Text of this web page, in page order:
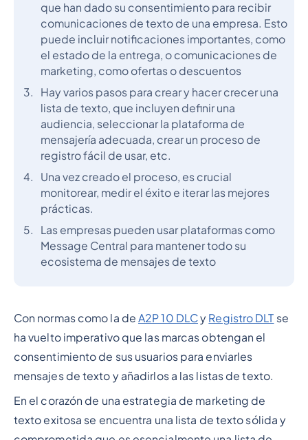
que han dado su consentimiento para recibir
comunicaciones de texto de una empresa. Esto
puede incluir notificaciones importantes, como
el estado de la entrega, o comunicaciones de
marketing, como ofertas o descuentos
Hay varios pasos para crear y hacer crecer una
lista de texto, que incluyen definir una
audiencia, seleccionar la plataforma de
mensajería adecuada, crear un proceso de
registro fácil de usar, etc.
Una vez creado el proceso, es crucial
monitorear, medir el éxito e iterar las mejores
prácticas.
Las empresas pueden usar plataformas como
Message Central para mantener todo su
ecosistema de mensajes de texto
Con normas como la deA2P 10 DLCy Registro DLT se
ha vuelto imperativo que las marcas obtengan el
consentimiento de sus usuarios para enviarles
mensajes de texto y añadirlos a las listas de texto.
En el corazón de una estrategia de marketing de
texto exitosa se encuentra una lista de texto sólida y